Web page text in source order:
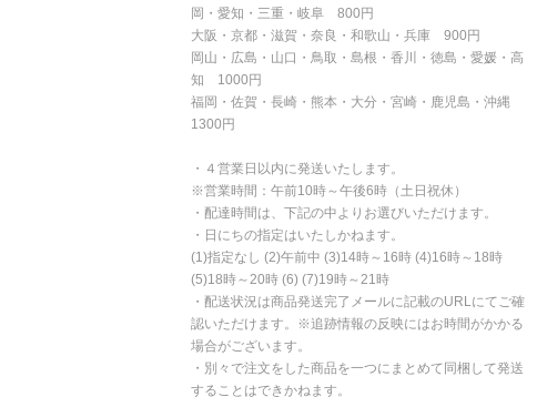
岡・愛知・三重・岐阜 800円
大阪・京都・滋賀・奈良・和歌山・兵庫 900円
岡山・広島・山口・鳥取・島根・香川・徳島・愛媛・高
知 1000円
福岡・佐賀・長崎・熊本・大分・宮崎・鹿児島・沖縄
1300円
・４営業日以内に発送いたします。
※営業時間：午前10時～午後6時（土日祝休）
・配達時間は、下記の中よりお選びいただけます。
・日にちの指定はいたしかねます。
(1)指定なし (2)午前中 (3)14時～16時 (4)16時～18時
(5)18時～20時 (6) (7)19時～21時
・配送状況は商品発送完了メールに記載のURLにてご確
認いただけます。※追跡情報の反映にはお時間がかかる
場合がございます。
・別々で注文をした商品を一つにまとめて同梱して発送
することはできかねます。